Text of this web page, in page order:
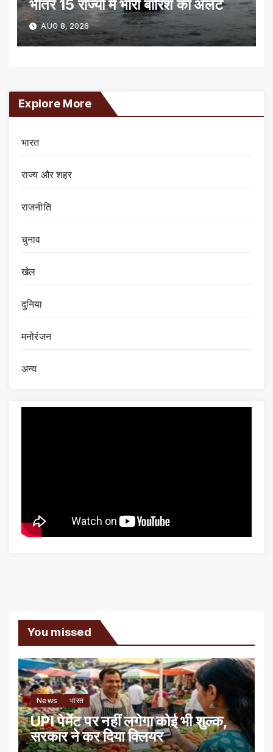
भीतर 15 राज्यों में भारी बारिश का अलर्ट
AUG 8, 2026
Explore More
भारत
राज्य और शहर
राजनीति
चुनाव
खेल
दुनिया
मनोरंजन
अन्य
You missed
News भारत
UPI पेमेंट पर नहीं लगेगा कोई भी शुल्क,
सरकार ने कर दिया क्लियर